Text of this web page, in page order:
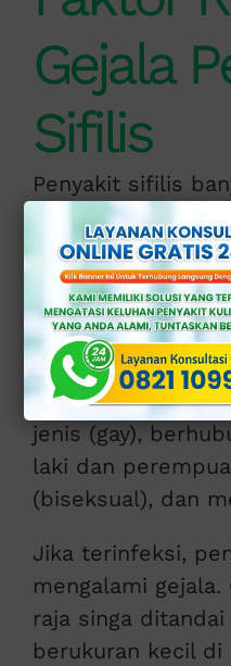
Gejala
Sifilis
Penyakit sifilis
wanita dan pria
ganti pasangan
seksual (seks
Selain itu,
menginfeksi
berhubungan
jenis (gay),
laki dan
(biseksual), dan
Jika terinfeksi,
mengalami
raja singa
berukuran kecil